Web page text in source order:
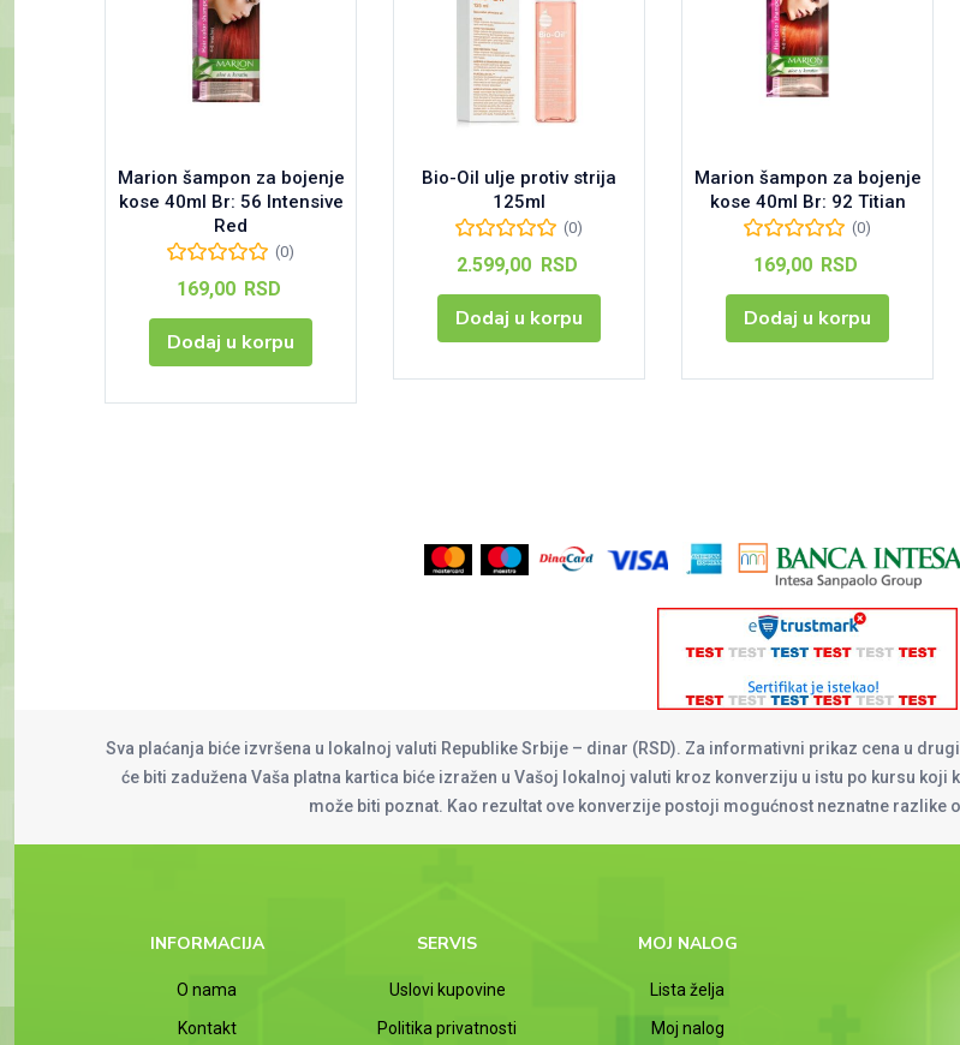
Marion šampon za bojenje
kose 40ml Br: 56 Intensive
Red
(0)
169,00 RSD
Dodaj u korpu
Bio-Oil ulje protiv strija
125ml
(0)
2.599,00 RSD
Dodaj u korpu
Marion šampon za bojenje
kose 40ml Br: 92 Titian
(0)
169,00 RSD
Dodaj u korpu
Sva plaćanja biće izvršena u lokalnoj valuti Republike Srbije – dinar (RSD). Za informativni prikaz cena u
će biti zadužena Vaša platna kartica biće izražen u Vašoj lokalnoj valuti kroz konverziju u istu po kursu
može biti poznat. Kao rezultat ove konverzije postoji mogućnost neznatne razlike
INFORMACIJA
O nama
Kontakt
SERVIS
Uslovi kupovine
Politika privatnosti
MOJ NALOG
Lista želja
Moj nalog